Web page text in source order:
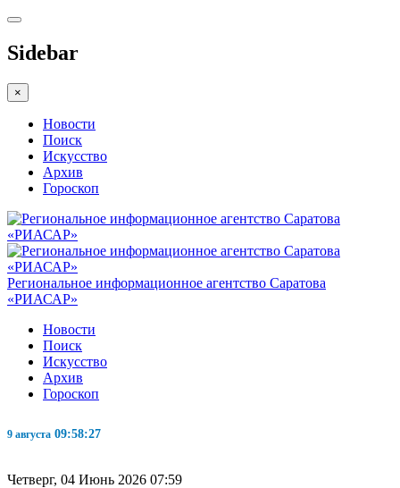
Sidebar
×
Новости
Поиск
Искусство
Архив
Гороскоп
Региональное информационное агентство Саратова
«РИАСАР»
Новости
Поиск
Искусство
Архив
Гороскоп
9 августа 09:58:28
Четверг, 04 Июнь 2026 07:59